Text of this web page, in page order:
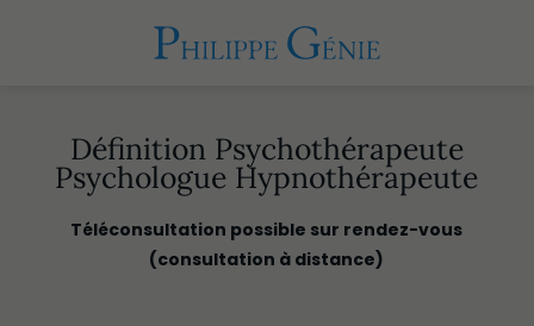
Définition Psychothérapeute
Psychologue Hypnothérapeute
Téléconsultation possible sur rendez-vous
(consultation à distance)